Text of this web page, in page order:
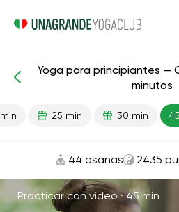
Lecciones preparadas
Yoga para principiantes —
minutos
25 min 30 min
44 asanas 2435
Practicar con video ·45 min